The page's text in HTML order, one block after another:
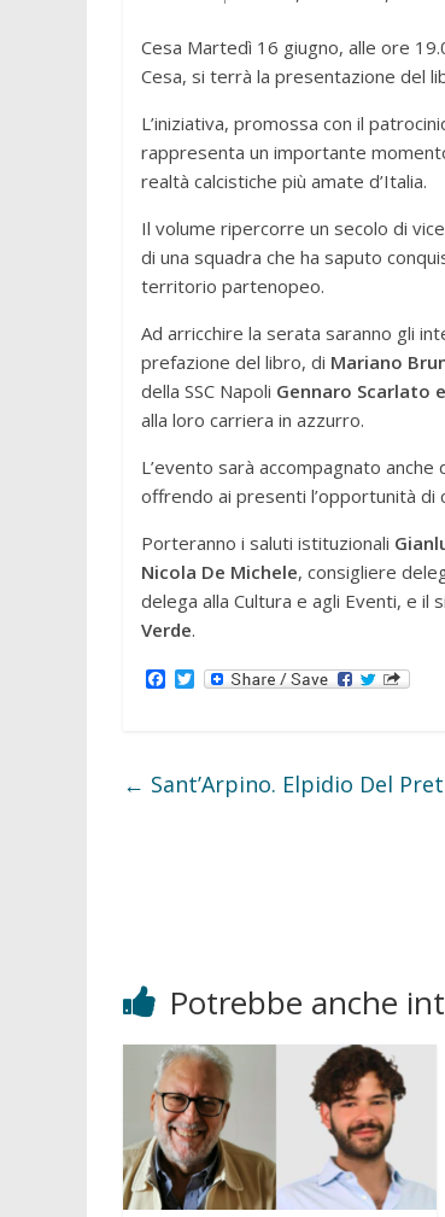
Cesa Martedì 16 giugno, alle ore
Cesa, si terrà la presentazione del
L’iniziativa, promossa con il
rappresenta un importante
realtà calcistiche più amate d’Italia.
Il volume ripercorre un secolo di
di una squadra che ha saputo
territorio partenopeo.
Ad arricchire la serata saranno gli
prefazione del libro, di Mariano
della SSC Napoli Gennaro Scarlato
alla loro carriera in azzurro.
L’evento sarà accompagnato
offrendo ai presenti l’opportunità di
Porteranno i saluti istituzionali
Nicola De Michele, consigliere
delega alla Cultura e agli Eventi, e il
Verde.
o
o
T
e
r
← Sant’Arpino. Elpidio Del
Potrebbe anche